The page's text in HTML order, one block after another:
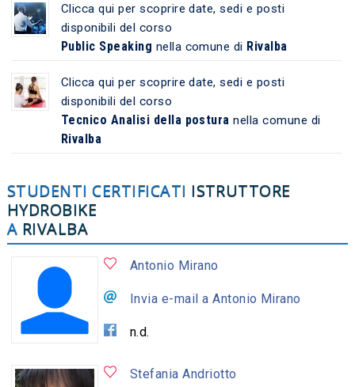
Clicca qui per scoprire date, sedi e posti
disponibili del corso
Public Speaking nella comune di Rivalba
Clicca qui per scoprire date, sedi e posti
disponibili del corso
Tecnico Analisi della postura nella comune di
Rivalba
STUDENTI CERTIFICATI ISTRUTTORE
HYDROBIKE
A RIVALBA
Antonio Mirano
Invia e-mail a Antonio Mirano
n.d.
Stefania Andriotto